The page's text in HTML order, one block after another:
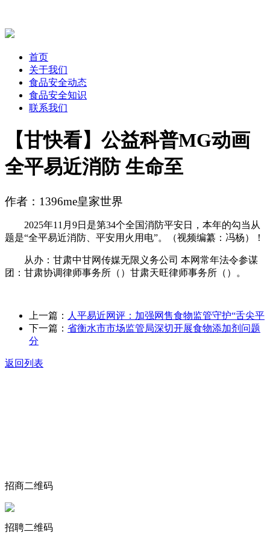
首页
关于我们
食品安全动态
食品安全知识
联系我们
【甘快看】公益科普MG动画
全平易近消防 生命至
作者：1396me皇家世界
2025年11月9日是第34个全国消防平安日，本年的勾当从
题是“全平易近消防、平安用火用电”。（视频编纂：冯杨）！
从办：甘肃中甘网传媒无限义务公司 本网常年法令参谋
团：甘肃协调律师事务所（）甘肃天旺律师事务所（）。
上一篇： 人平易近网评：加强网售食物监管守护“舌尖平
下一篇： 省衡水市市场监管局深切开展食物添加剂问题
分
返回列表
招商二维码
招聘二维码